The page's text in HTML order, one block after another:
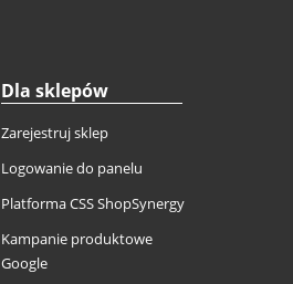
Dla sklepów
Zarejestruj sklep
Logowanie do panelu
Platforma CSS ShopSynergy
Kampanie produktowe
Google